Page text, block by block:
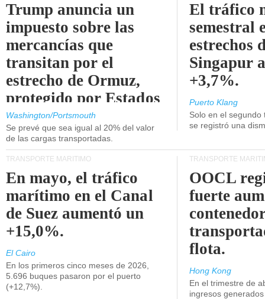
Trump anuncia un
impuesto sobre las
mercancías que
transitan por el
estrecho de Ormuz,
protegido por Estados
Unidos.
Washington/Portsmouth
Se prevé que sea igual al 20% del valor
de las cargas transportadas.
El tráfico
semestral
estrechos
Singapur
+3,7%.
Puerto Klang
Solo en el
se registró una
TRANSPORTE MARÍTIMO
En mayo, el tráfico
marítimo en el Canal
de Suez aumentó un
+15,0%.
El Cairo
En los primeros cinco meses de 2026,
5.696 buques pasaron por el puerto
(+12,7%).
TRANSPORTE
OOCL
fuerte
flota.
Hong Kong
En el trimestre de
ingresos